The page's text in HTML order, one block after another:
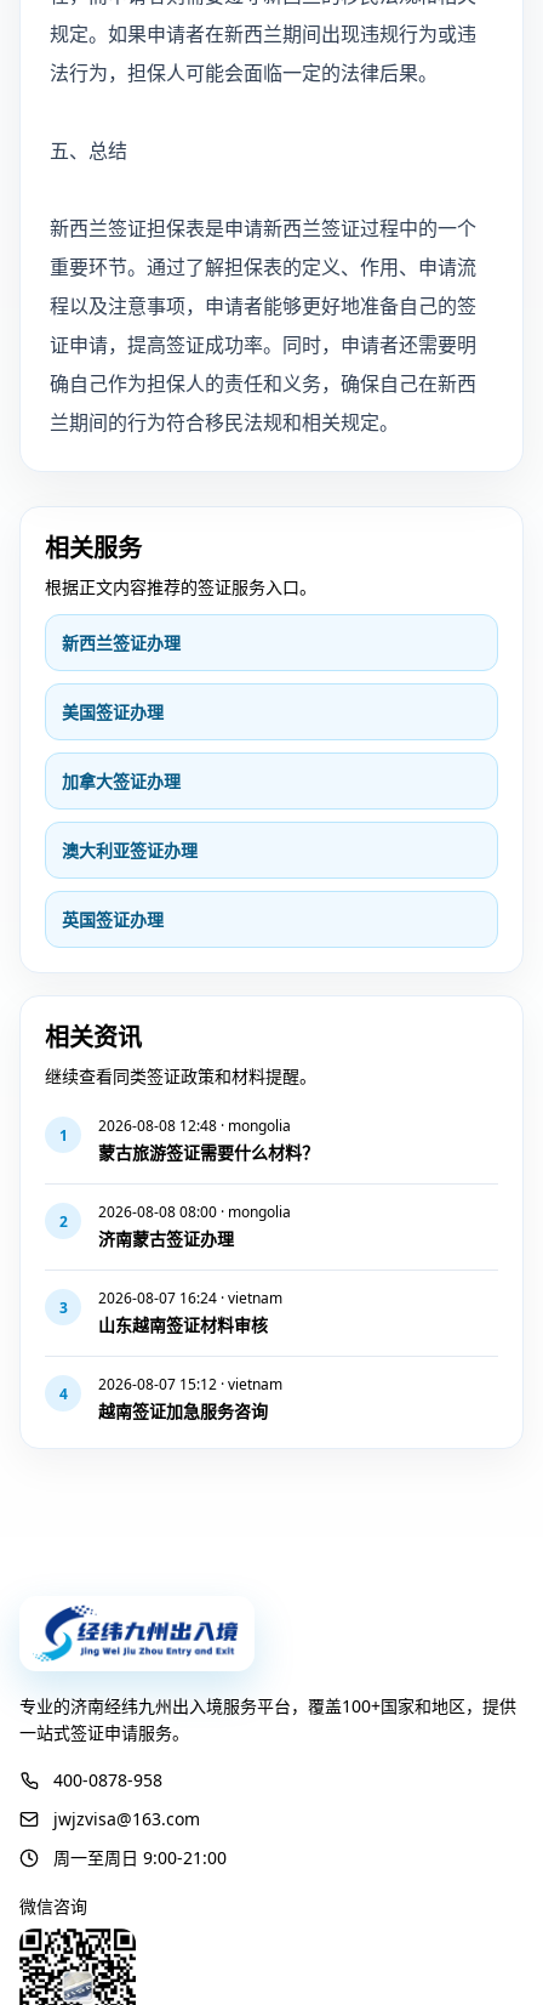
规定。如果申请者在新西兰期间出现违规行为或违
法行为，担保人可能会面临一定的法律后果。
五、总结
新西兰签证担保表是申请新西兰签证过程中的一个
重要环节。通过了解担保表的定义、作用、申请流
程以及注意事项，申请者能够更好地准备自己的签
证申请，提高签证成功率。同时，申请者还需要明
确自己作为担保人的责任和义务，确保自己在新西
兰期间的行为符合移民法规和相关规定。
相关服务
根据正文内容推荐的签证服务入口。
新西兰签证办理
美国签证办理
加拿大签证办理
澳大利亚签证办理
英国签证办理
相关资讯
继续查看同类签证政策和材料提醒。
1 2026-08-08 12:48 · mongolia
蒙古旅游签证需要什么材料？
2 2026-08-08 08:00 · mongolia
济南蒙古签证办理
3 2026-08-07 16:24 · vietnam
山东越南签证材料审核
4 2026-08-07 15:12 · vietnam
越南签证加急服务咨询
专业的济南经纬九州出入境服务平台，覆盖100+国家和地区，提供
一站式签证申请服务。
400-0878-958
jwjzvisa@163.com
周一至周日 9:00-21:00
微信咨询